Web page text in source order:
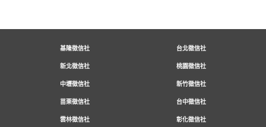
基隆徵信社 台北徵信社
新北徵信社 桃園徵信社
中壢徵信社 新竹徵信社
苗栗徵信社 台中徵信社
雲林徵信社 彰化徵信社